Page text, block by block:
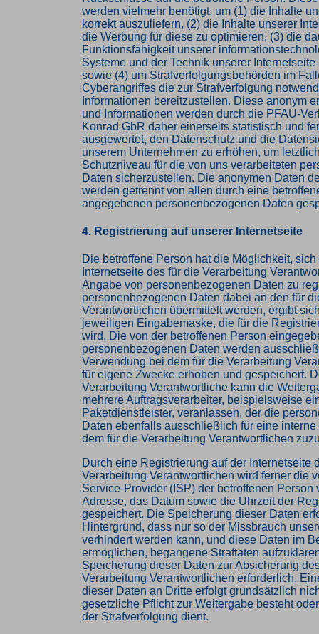
werden vielmehr benötigt, um (1) die Inhalte
korrekt auszuliefern, (2) die Inhalte unserer
die Werbung für diese zu optimieren, (3) die
Funktionsfähigkeit unserer
Systeme und der Technik unserer
sowie (4) um Strafverfolgungsbehörden im
Cyberangriffes die zur Strafverfolgung
Informationen bereitzustellen. Diese anonym
und Informationen werden durch die PFAU-
Konrad GbR daher einerseits statistisch und
ausgewertet, den Datenschutz und die
unserem Unternehmen zu erhöhen, um
Schutzniveau für die von uns verarbeiteten
Daten sicherzustellen. Die anonymen Daten
werden getrennt von allen durch eine
angegebenen personenbezogenen Daten
4. Registrierung auf unserer Internetseite
Die betroffene Person hat die Möglichkeit, sich
Internetseite des für die Verarbeitung
Angabe von personenbezogenen Daten zu
personenbezogenen Daten dabei an den für
Verantwortlichen übermittelt werden, ergibt
jeweiligen Eingabemaske, die für die
wird. Die von der betroffenen Person
personenbezogenen Daten werden
Verwendung bei dem für die Verarbeitung
für eigene Zwecke erhoben und gespeichert.
Verarbeitung Verantwortliche kann die
mehrere Auftragsverarbeiter, beispielsweise
Paketdienstleister, veranlassen, der die
Daten ebenfalls ausschließlich für eine
dem für die Verarbeitung Verantwortlichen
Durch eine Registrierung auf der Internetseite
Verarbeitung Verantwortlichen wird ferner die
Service-Provider (ISP) der betroffenen Person
Adresse, das Datum sowie die Uhrzeit der
gespeichert. Die Speicherung dieser Daten
Hintergrund, dass nur so der Missbrauch
verhindert werden kann, und diese Daten im
ermöglichen, begangene Straftaten
Speicherung dieser Daten zur Absicherung
Verarbeitung Verantwortlichen erforderlich.
dieser Daten an Dritte erfolgt grundsätzlich
gesetzliche Pflicht zur Weitergabe besteht
der Strafverfolgung dient.